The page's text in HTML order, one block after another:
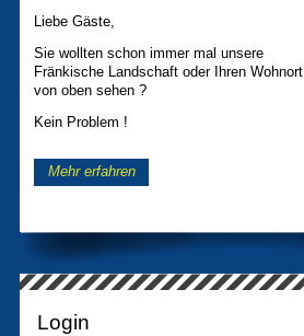
Liebe Gäste,
Sie wollten schon immer mal unsere
Fränkische Landschaft oder Ihren Wohnort
von oben sehen ?
Kein Problem !
Mehr erfahren
Login